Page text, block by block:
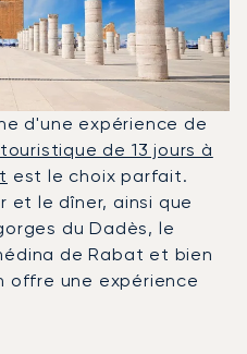
d'une expérience de
de 13 jours à
est le choix parfait.
le dîner, ainsi que
du Dadès, le
de Rabat et bien
offre une expérience